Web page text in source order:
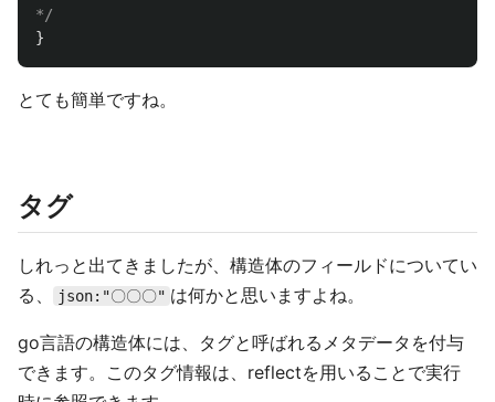
*/
}
とても簡単ですね。
タグ
しれっと出てきましたが、構造体のフィールドについてい
る、
json:"〇〇〇" は何かと思いますよね。
go言語の構造体には、タグと呼ばれるメタデータを付与
できます。このタグ情報は、reflectを用いることで実行